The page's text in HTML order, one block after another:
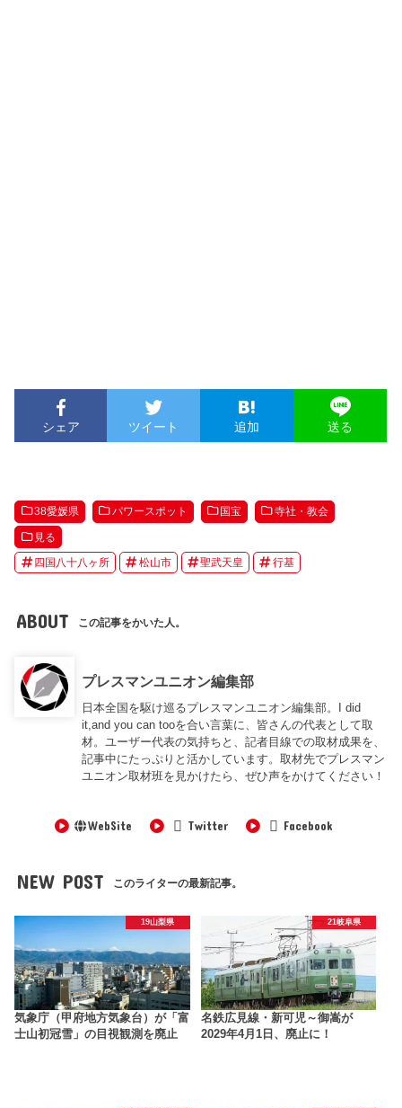
シェア ツイート 追加 送る
38愛媛県 パワースポット 国宝 寺社・教会
見る
四国八十八ヶ所 松山市 聖武天皇 行基
ABOUT この記事をかいた人。
プレスマンユニオン編集部
日本全国を駆け巡るプレスマンユニオン編集部。I did
it,and you can tooを合い言葉に、皆さんの代表として取
材。ユーザー代表の気持ちと、記者目線での取材成果を、
記事中にたっぷりと活かしています。取材先でプレスマン
ユニオン取材班を見かけたら、ぜひ声をかけてください！
WebSite Twitter Facebook
NEW POST このライターの最新記事。
19山梨県
気象庁（甲府地方気象台）が「富
士山初冠雪」の目視観測を廃止
21岐阜県
名鉄広見線・新可児～御嵩が
2029年4月1日、廃止に！